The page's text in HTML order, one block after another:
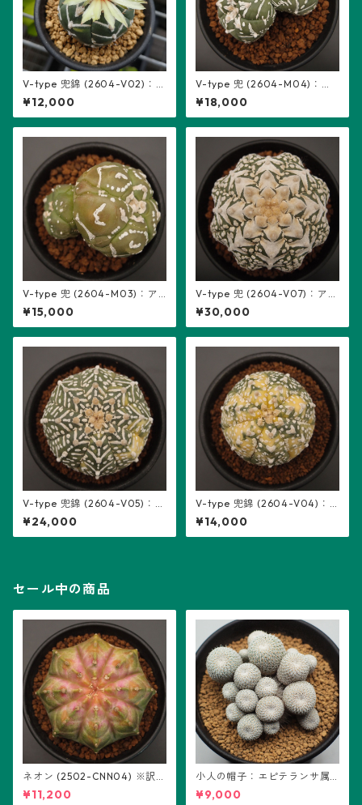
V-type 兜錦 (2604-V02)：
アストロフィツム属 ※実生
¥12,000
V-type 兜 (2604-M04)：ア
ストロフィツム属 ※実生、2頭
立ち、5稜
¥18,000
V-type 兜 (2604-M03)：ア
ストロフィツム属 ※実生、2頭
立ち、5稜
¥15,000
V-type 兜 (2604-V07)：アス
トロフィツム属 ※実生
¥30,000
V-type 兜錦 (2604-V05)：ア
ストロフィツム属 ※実生
¥24,000
V-type 兜錦 (2604-V04)：
アストロフィツム属 ※実生
¥14,000
セール中の商品
ネオン (2502-CNN04) ※訳あ
り：ギムノカリキウム属 ※実
生
¥11,200
小人の帽子：エピテランサ属
(B01)
¥9,000